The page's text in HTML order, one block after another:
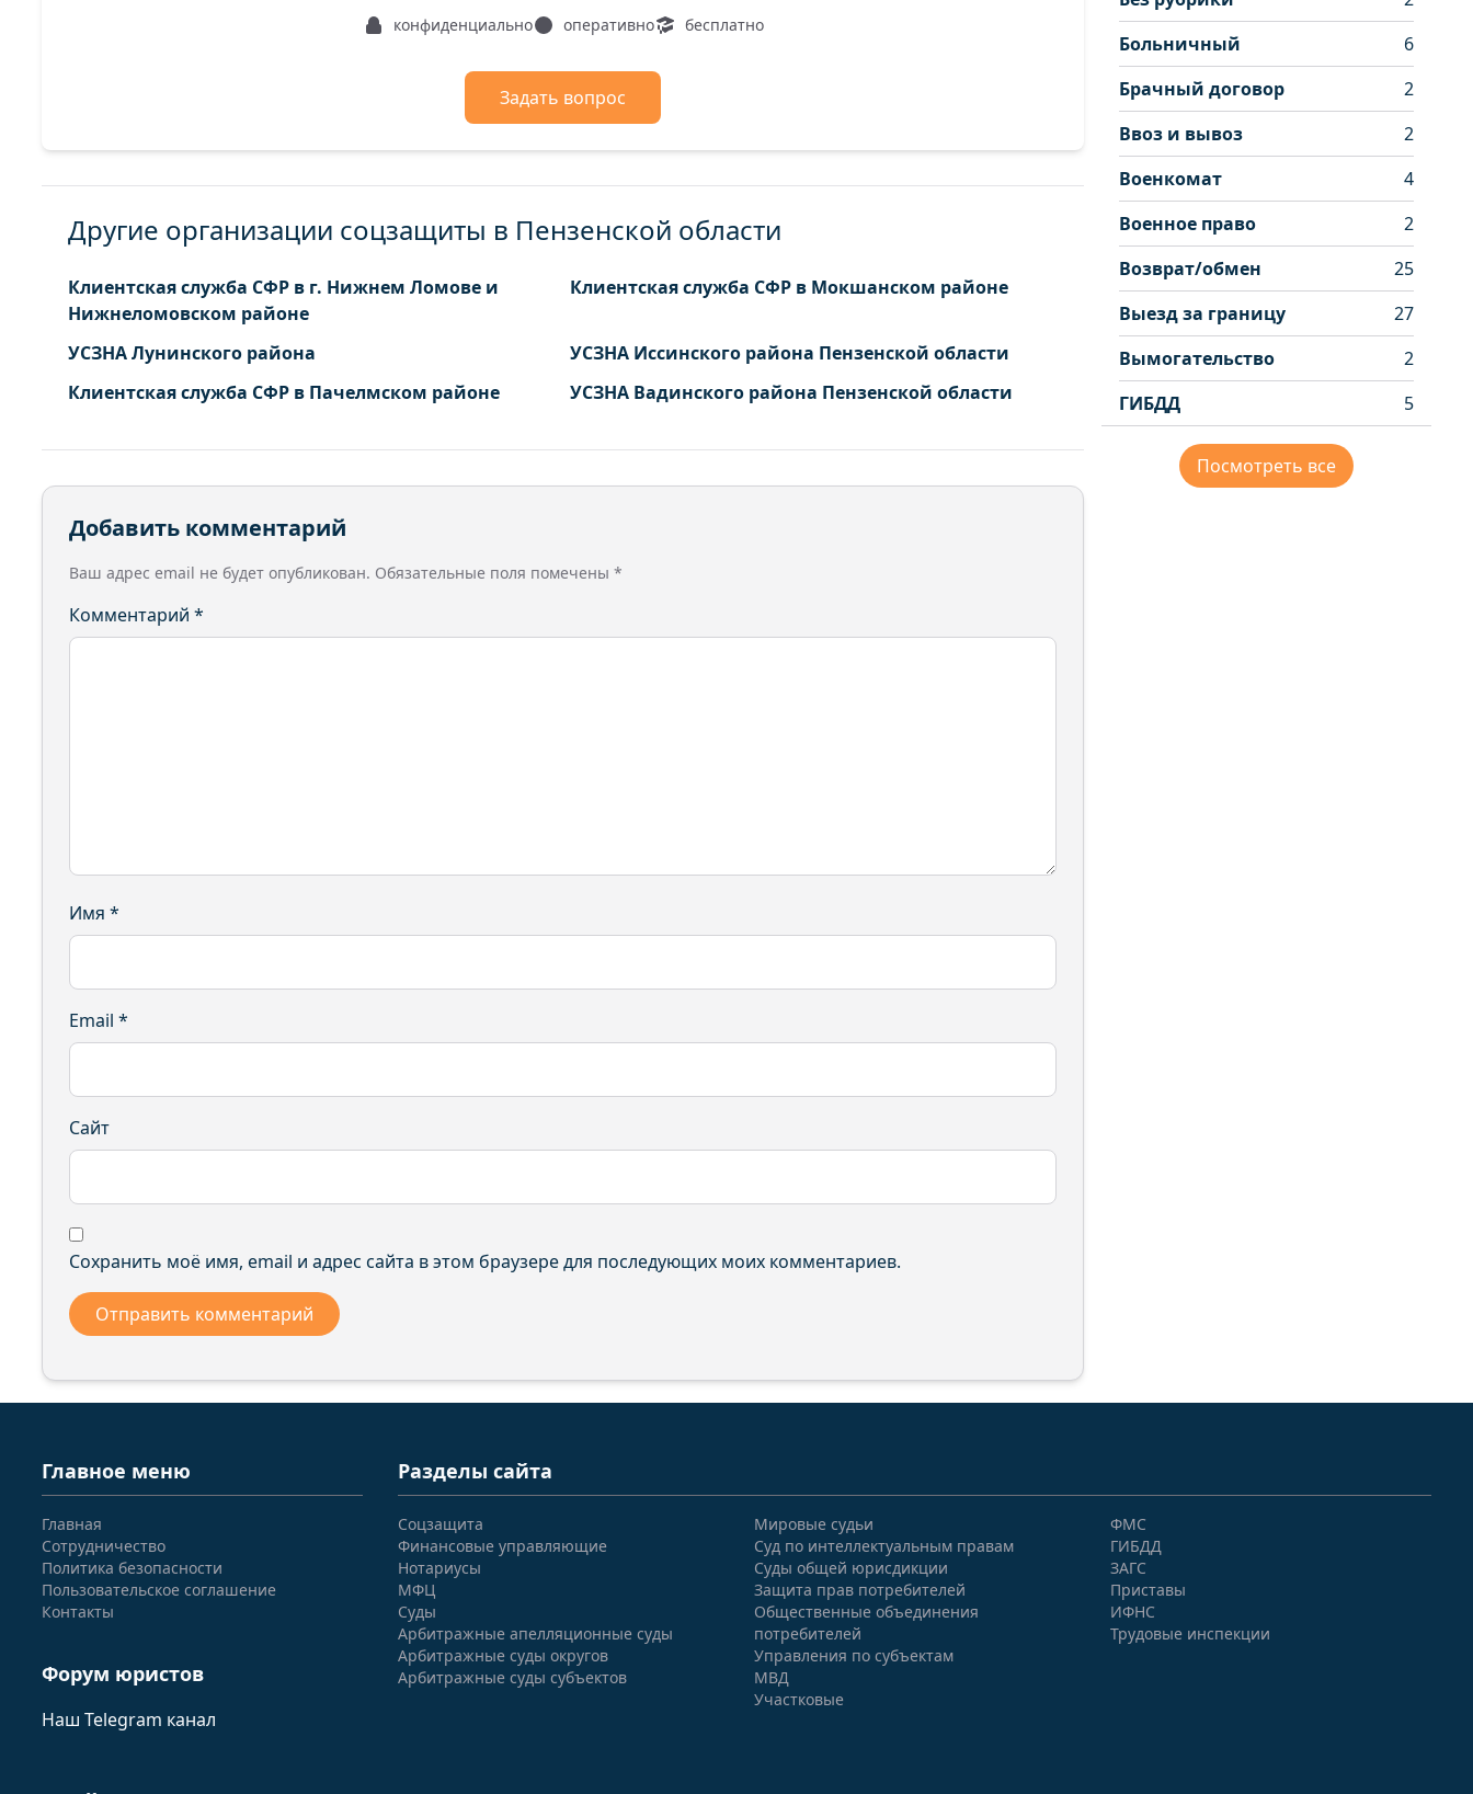
конфиденциально оперативно бесплатно
Задать вопрос
Другие организации соцзащиты в Пензенской области
Клиентская служба СФР в г. Нижнем Ломове и
Нижнеломовском районе
Клиентская служба СФР в Мокшанском районе
УСЗНА Лунинского района
УСЗНА Иссинского района Пензенской области
Клиентская служба СФР в Пачелмском районе
УСЗНА Вадинского района Пензенской области
Добавить комментарий
Ваш адрес email не будет опубликован. Обязательные поля помечены *
Комментарий *
Имя *
Email *
Сайт
Сохранить моё имя, email и адрес сайта в этом браузере для последующих моих комментариев.
Больничный
6
Брачный договор
2
Ввоз и вывоз
2
Военкомат
4
Военное право
2
Возврат/обмен
25
Выезд за границу
27
Вымогательство
2
ГИБДД
5
Посмотреть все
Главное меню
Главная
Сотрудничество
Политика безопасности
Пользовательское соглашение
Контакты
Форум юристов
Наш Telegram канал
Разделы сайта
Соцзащита
Финансовые управляющие
Нотариусы
МФЦ
Суды
Арбитражные апелляционные суды
Арбитражные суды округов
Арбитражные суды субъектов
Мировые судьи
Суд по интеллектуальным правам
Суды общей юрисдикции
Защита прав потребителей
Общественные объединения
потребителей
Управления по субъектам
МВД
Участковые
ФМС
ГИБДД
ЗАГС
Приставы
ИФНС
Трудовые инспекции